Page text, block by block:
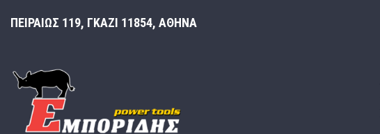
ΠΕΙΡΑΙΩΣ 119, ΓΚΑΖΙ 11854, ΑΘΗΝΑ